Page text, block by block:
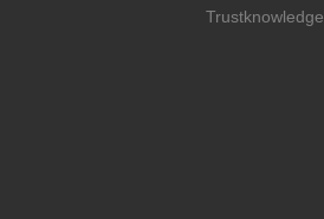
Trustknowledge